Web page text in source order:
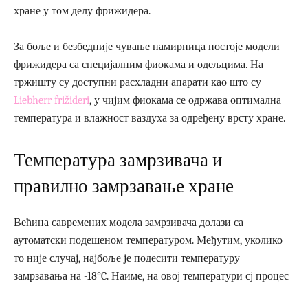
хране у том делу фрижидера.
За боље и безбедније чување намирница постоје модели
фрижидера са специјалним фиокама и одељцима. На
тржишту су доступни расхладни апарати као што су
Liebherr frižideri, у чијим фиокама се одржава оптимална
температура и влажност ваздуха за одређену врсту хране.
Температура замрзивача и
правилно замрзавање хране
Већина савремених модела замрзивача долази са
аутоматски подешеном температуром. Међутим, уколико
то није случај, најбоље је подесити температуру
замрзавања на -18°C. Наиме, на овој температури сј процес